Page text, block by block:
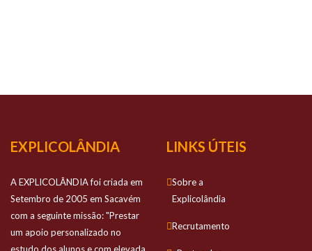
EXPLICOLÂNDIA
A EXPLICOLÂNDIA foi criada em
Setembro de 2005 em Sacavém
com a seguinte missão: "Prestar
um apoio personalizado no
LINKS ÚTEIS
Sobre a
Explicolândia
Recrutamento